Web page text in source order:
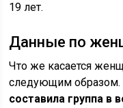
19 лет.
Данные по
Что же касается
следующим образом.
составила группа в